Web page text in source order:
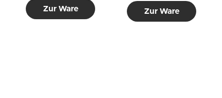
Zur Ware Zur Ware